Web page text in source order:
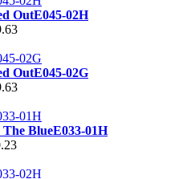
OutE045-02H
OutE045-02G
BlueE033-01H